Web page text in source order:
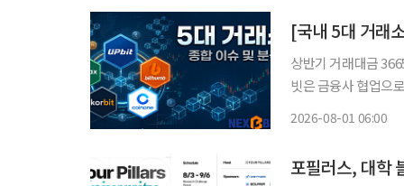
상반기 거래대금
빗은 금융사 협업으
2026-08-01 06:00
포필러스, 대학